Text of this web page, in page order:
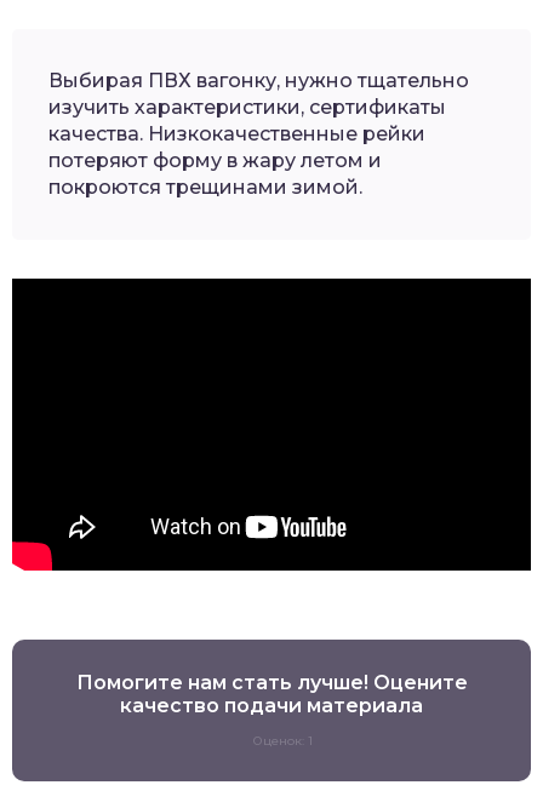
Выбирая ПВХ вагонку, нужно тщательно
изучить характеристики, сертификаты
качества. Низкокачественные рейки
потеряют форму в жару летом и
покроются трещинами зимой.
Помогите нам стать лучше! Оцените
качество подачи материала
Оценок: 1